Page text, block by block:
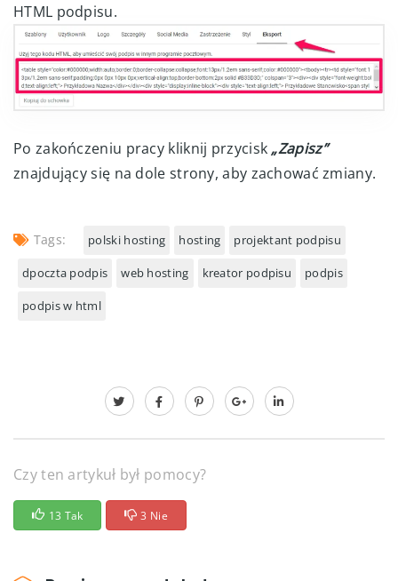
HTML podpisu.
Po zakończeniu pracy kliknij przycisk „Zapisz”
znajdujący się na dole strony, aby zachować zmiany.
Tags: polski hosting hosting projektant podpisu
dpoczta podpis web hosting kreator podpisu podpis
podpis w html
Czy ten artykuł był pomocy?
13 Tak 3 Nie